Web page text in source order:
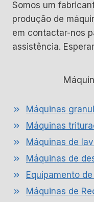
Somos um
produção de
em contactar-nos
assistência.
Máquinas
Máquinas
Máquinas de
Máquinas de
Equipamento
Máquinas de